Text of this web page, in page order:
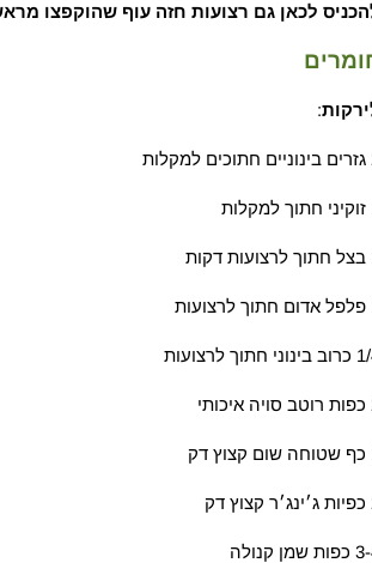
לכאן גם רצועות חזה עוף שהוקפצו
:
חתוך לרצועות
שמן קנולה